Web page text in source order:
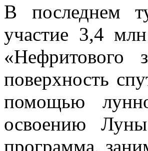
В последнем
участие 3,4
«Нефритового
поверхность
помощью
освоению
программа,